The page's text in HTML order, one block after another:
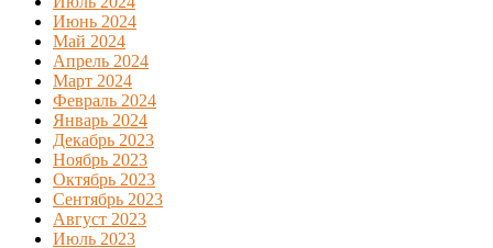
Июнь 2024
Май 2024
Апрель 2024
Март 2024
Февраль 2024
Январь 2024
Декабрь 2023
Ноябрь 2023
Октябрь 2023
Сентябрь 2023
Август 2023
Июль 2023